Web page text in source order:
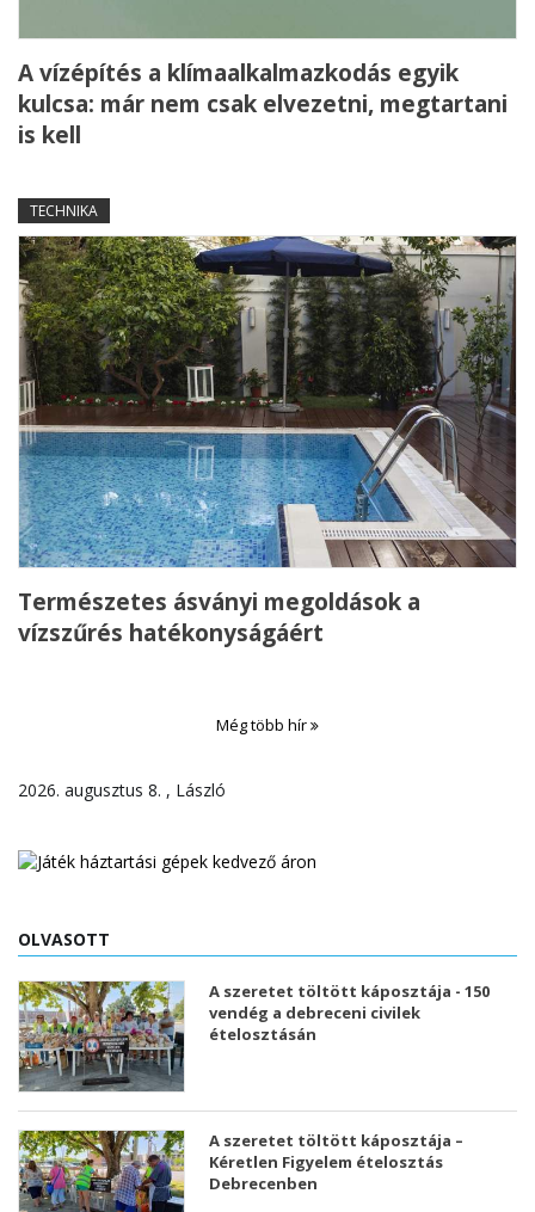
A vízépítés a klímaalkalmazkodás egyik
kulcsa: már nem csak elvezetni, megtartani
is kell
TECHNIKA
Természetes ásványi megoldások a
vízszűrés hatékonyságáért
Még több hír
2026. augusztus 8. , László
OLVASOTT
A szeretet töltött káposztája - 150
vendég a debreceni civilek
ételosztásán
A szeretet töltött káposztája –
Kéretlen Figyelem ételosztás
Debrecenben